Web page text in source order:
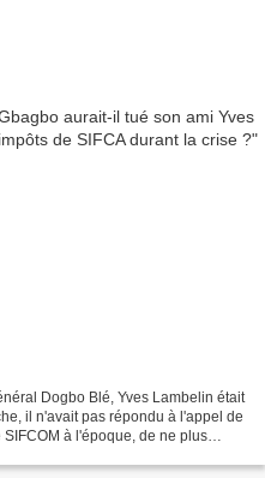
Dogbo Blé, Yves Lambelin était
il n'avait pas répondu à l'appel de
à l'époque, de ne plus